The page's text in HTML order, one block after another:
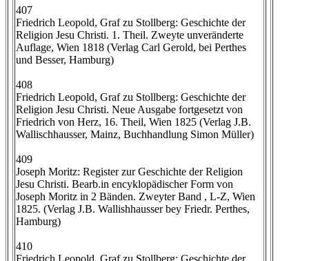
407
Friedrich Leopold, Graf zu Stollberg: Geschichte der
Religion Jesu Christi. 1. Theil. Zweyte unveränderte
Auflage, Wien 1818 (Verlag Carl Gerold, bei Perthes
und Besser, Hamburg)
408
Friedrich Leopold, Graf zu Stollberg: Geschichte der
Religion Jesu Christi. Neue Ausgabe fortgesetzt von
Friedrich von Herz, 16. Theil, Wien 1825 (Verlag J.B.
Wallischhausser, Mainz, Buchhandlung Simon Müller)
409
Joseph Moritz: Register zur Geschichte der Religion
Jesu Christi. Bearb.in encyklopädischer Form von
Joseph Moritz in 2 Bänden. Zweyter Band , L-Z, Wien
1825. (Verlag J.B. Wallishhausser bey Friedr. Perthes,
Hamburg)
410
Friedrich Leopold, Graf zu Stollberg: Geschichte der